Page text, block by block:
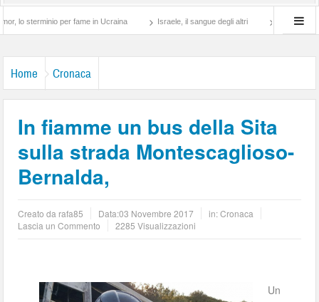
per fame in Ucraina Israele, il sangue degli altri Lotta di classe…
Home Cronaca
In fiamme un bus della Sita
sulla strada Montescaglioso-
Bernalda,
Creato da rafa85 Data:03 Novembre 2017 in:Cronaca
Lascia un Commento
2285 Visualizzazioni
Un